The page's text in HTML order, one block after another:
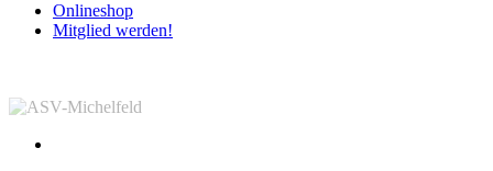
Onlineshop
Mitglied werden!